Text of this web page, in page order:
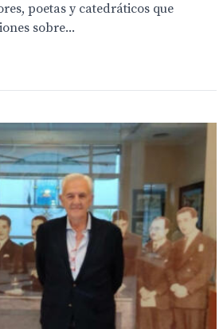
poetas y catedráticos que
sobre...